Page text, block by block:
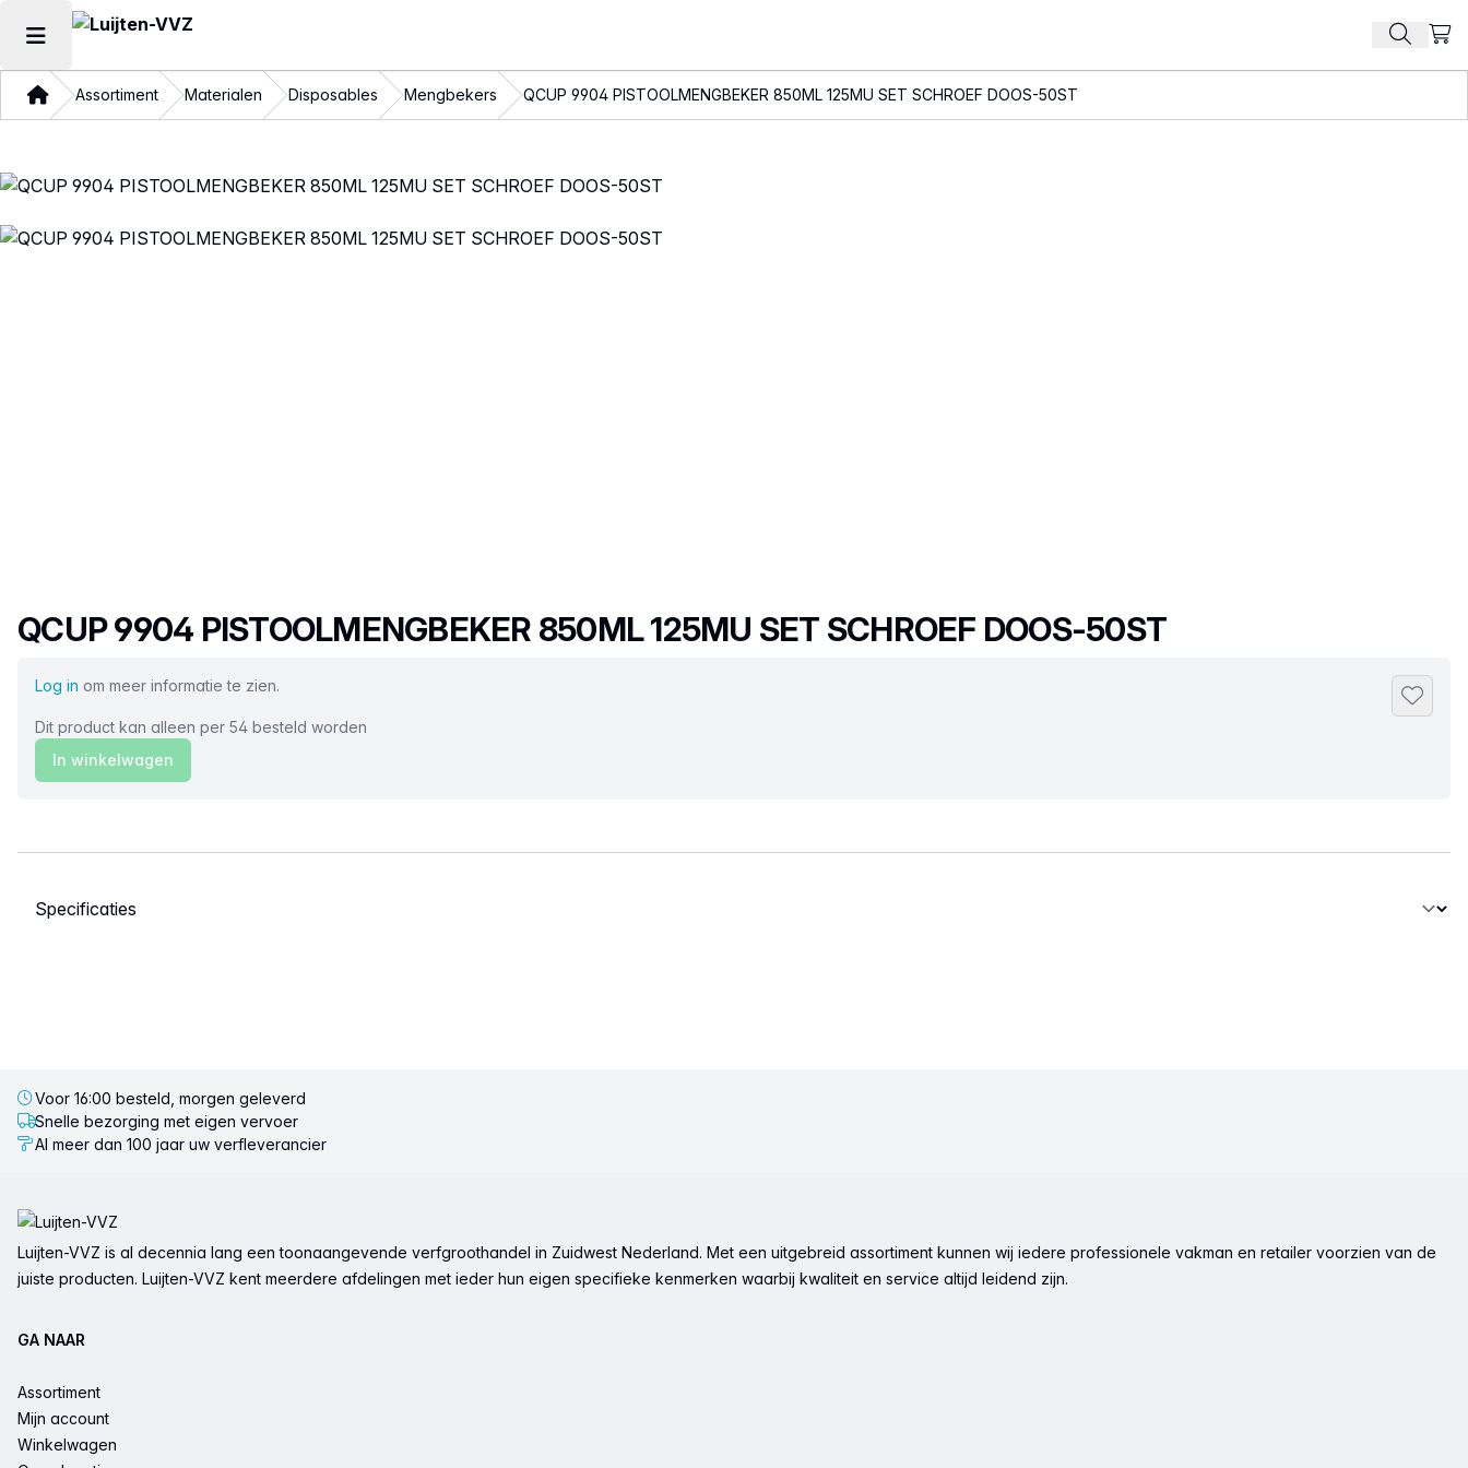
Hoofdmenu openen Zoek
ThuisAssortiment Materialen Disposables Mengbekers QCUP 9904 PISTOOLMENGBEKER 850ML 125MU SET SCHROEF DOOS-50ST
Productnaam
QCUP 9904 PISTOOLMENGBEKER 850ML 125MU SET SCHROEF DOOS-50ST
Log in om meer informatie te zien.
Dit product kan alleen per 54 besteld worden
In winkelwagen
Selecteer een tabblad
Voor 16:00 besteld, morgen geleverd
Snelle bezorging met eigen vervoer
Al meer dan 100 jaar uw verfleverancier
Luijten-VVZ is al decennia lang een toonaangevende verfgroothandel in Zuidwest Nederland. Met een uitgebreid assortiment kunnen wij iedere professionele vakman en retailer voorzien van de
juiste producten. Luijten-VVZ kent meerdere afdelingen met ieder hun eigen specifieke kenmerken waarbij kwaliteit en service altijd leidend zijn.
GA NAAR
Assortiment
Mijn account
Winkelwagen